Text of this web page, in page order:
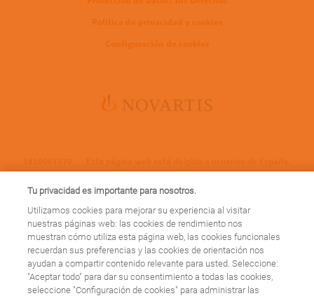
Politica de privacidad y cookies
Configuración de cookies
cierre_web
Esta página web se cerrará el 31 de marzo de 2023, ¡pero esto no es
una despedida! A partir de ahora encontrarás nuestros contenidos
Tu privacidad es importante para nosotros.
Utilizamos cookies para mejorar su experiencia al visitar
nuestras páginas web: las cookies de rendimiento nos
muestran cómo utiliza esta página web, las cookies funcionales
recuerdan sus preferencias y las cookies de orientación nos
ayudan a compartir contenido relevante para usted. Seleccione:
"Aceptar todo" para dar su consentimiento a todas las cookies,
seleccione "Configuración de cookies" para administrar las